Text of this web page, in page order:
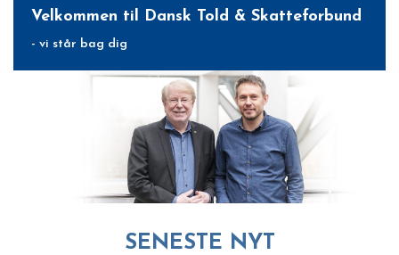
Velkommen til Dansk Told & Skatteforbund
- vi står bag dig
Velkommen til Dansk Told & Skatteforbund
- vi står bag dig
Velkommen til Dansk Told & Skatteforbund
- vi står bag dig
Velkommen til Dansk Told & Skatteforbund
- vi står bag dig
Velkommen til Dansk Told & Skatteforbund
- vi står bag dig
SENESTE NYT